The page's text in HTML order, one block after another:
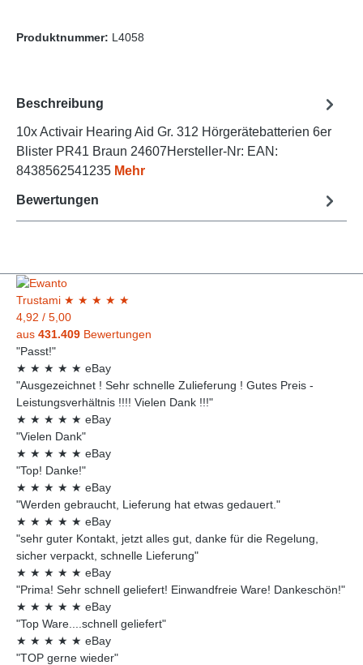
Produktnummer: L4058
Beschreibung
10x Activair Hearing Aid Gr. 312 Hörgerätebatterien 6er
Blister PR41 Braun 24607Hersteller-Nr: EAN:
8438562541235 Mehr
Bewertungen
Trustami ★ ★ ★ ★ ★
4,92 / 5,00
aus 431.409 Bewertungen
"Passt!"
★ ★ ★ ★ ★ eBay
"Ausgezeichnet ! Sehr schnelle Zulieferung ! Gutes Preis -
Leistungsverhältnis !!!! Vielen Dank !!!"
★ ★ ★ ★ ★ eBay
"Vielen Dank"
★ ★ ★ ★ ★ eBay
"Top! Danke!"
★ ★ ★ ★ ★ eBay
"Werden gebraucht, Lieferung hat etwas gedauert."
★ ★ ★ ★ ★ eBay
"sehr guter Kontakt, jetzt alles gut, danke für die Regelung,
sicher verpackt, schnelle Lieferung"
★ ★ ★ ★ ★ eBay
"Prima! Sehr schnell geliefert! Einwandfreie Ware! Dankeschön!"
★ ★ ★ ★ ★ eBay
"Top Ware....schnell geliefert"
★ ★ ★ ★ ★ eBay
"TOP gerne wieder"